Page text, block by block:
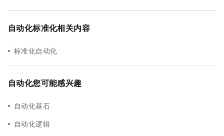
自动化标准化相关内容
标准化自动化
自动化您可能感兴趣
自动化基石
自动化逻辑